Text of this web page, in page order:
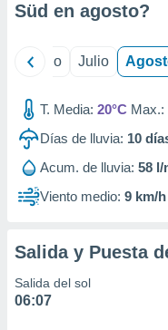
Süd en agosto?
Junio Julio
T. Media: 20°C Max.:
Días de lluvia: 10
Acum. de lluvia: 58 l/
Viento medio: 9 km/h
Salida y Puesta
Salida del sol
06:07